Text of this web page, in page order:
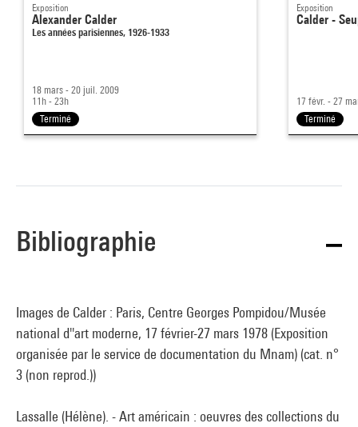
Exposition
Alexander Calder
Les années parisiennes, 1926-1933
18 mars - 20 juil. 2009
11h - 23h
Terminé
Exposition
Calder -
17 févr. - 27
Terminé
Bibliographie
Images de Calder : Paris, Centre Georges Pompidou/Musée
national d''art moderne, 17 février-27 mars 1978 (Exposition
organisée par le service de documentation du Mnam) (cat. n°
3 (non reprod.))
Lassalle (Hélène). - Art américain : oeuvres des collections du